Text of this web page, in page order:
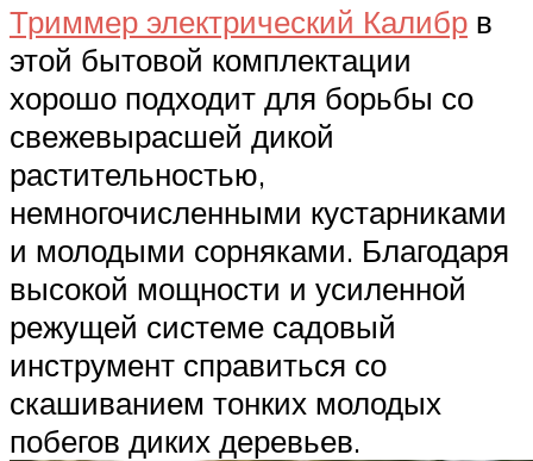
Триммер электрический Калибр в
этой бытовой комплектации
хорошо подходит для борьбы со
свежевырасшей дикой
растительностью,
немногочисленными кустарниками
и молодыми сорняками. Благодаря
высокой мощности и усиленной
режущей системе садовый
инструмент справиться со
скашиванием тонких молодых
побегов диких деревьев.